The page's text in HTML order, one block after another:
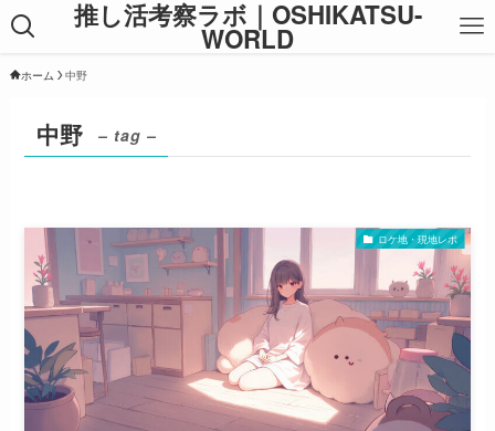
推し活考察ラボ｜OSHIKATSU-
WORLD
ホーム 中野
中野 – tag –
ロケ地・現地レポ